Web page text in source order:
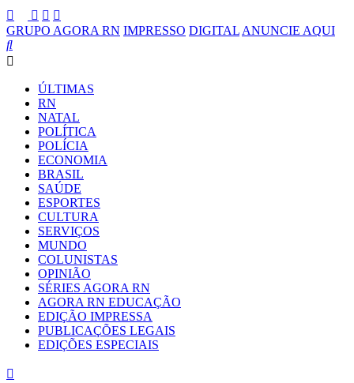
GRUPO AGORA RN IMPRESSO DIGITAL ANUNCIE AQUI
ÚLTIMAS
RN
NATAL
POLÍTICA
POLÍCIA
ECONOMIA
BRASIL
SAÚDE
ESPORTES
CULTURA
SERVIÇOS
MUNDO
COLUNISTAS
OPINIÃO
SÉRIES AGORA RN
AGORA RN EDUCAÇÃO
EDIÇÃO IMPRESSA
PUBLICAÇÕES LEGAIS
EDIÇÕES ESPECIAIS